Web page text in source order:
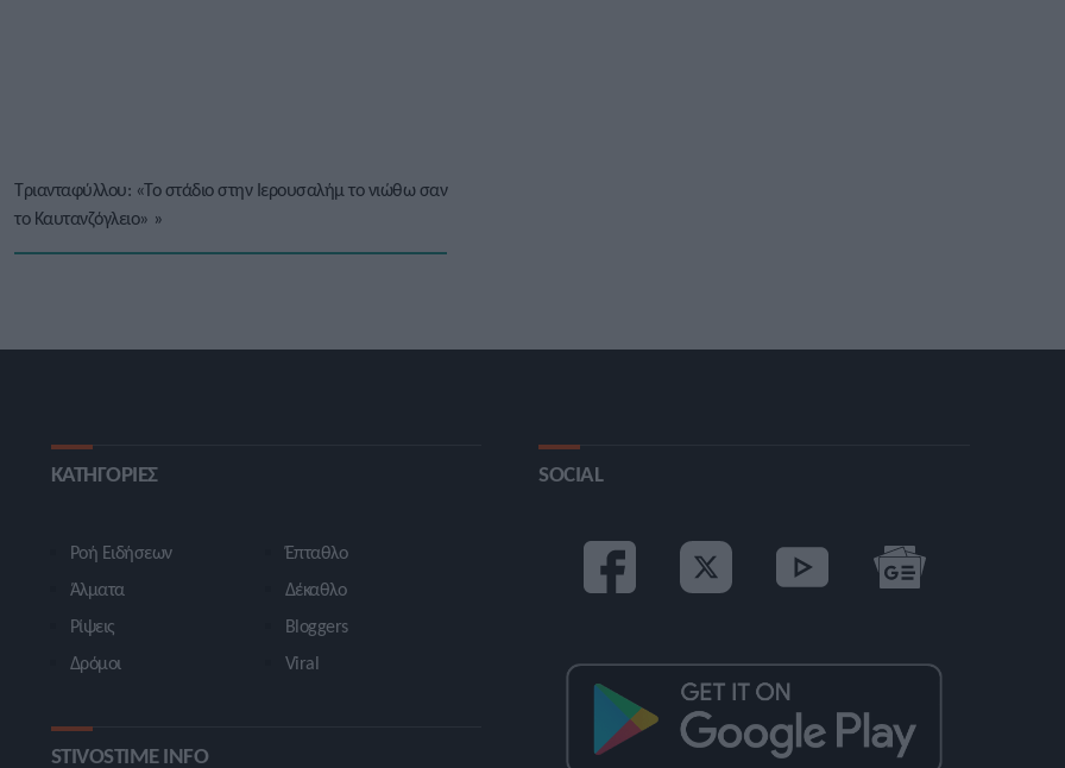
Τριανταφύλλου: «To στάδιο στην Ιερουσαλήμ το νιώθω σαν
το Καυτανζόγλειο» »
ΚΑΤΗΓΟΡΙΕΣ
Ροή Ειδήσεων
Άλματα
Ρίψεις
Δρόμοι
Έπταθλο
Δέκαθλο
Bloggers
Viral
STIVOSTIME INFO
SOCIAL